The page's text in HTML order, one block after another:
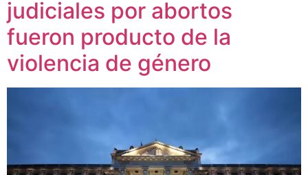
judiciales por abortos
fueron producto de la
violencia de género